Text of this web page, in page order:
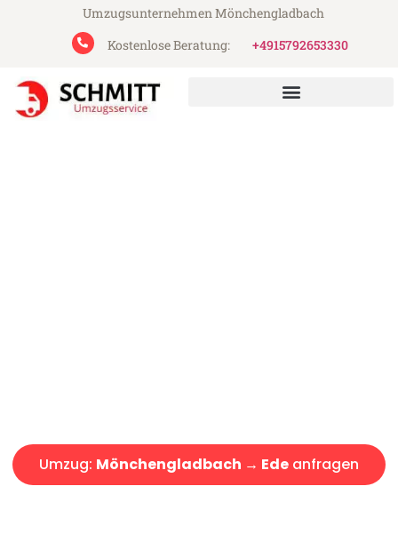
Umzugsunternehmen Mönchengladbach
Kostenlose Beratung:
+4915792653330
Umzug: Mönchengladbach → Ede anfragen